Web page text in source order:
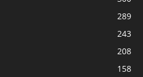
289
243
208
158